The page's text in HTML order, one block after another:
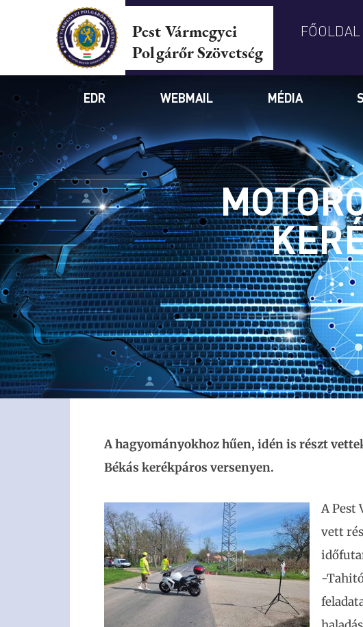
Pest Vármegyei
Polgárőr Szövetség
FŐOLDAL
EDR WEBMAIL MÉDIA
A hagyományokhoz hűen, idén is részt
Békás kerékpáros versenyen.
A Pest
vett
-